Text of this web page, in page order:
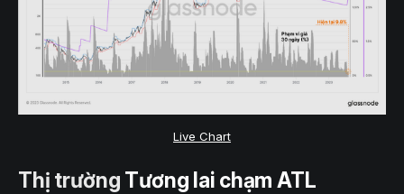
Live Chart
Thị trường Tương lai chạm ATL